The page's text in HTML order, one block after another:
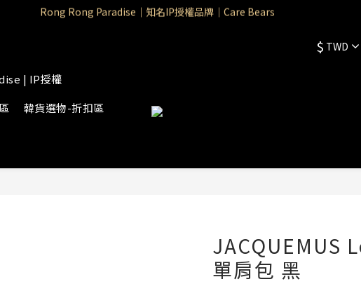
Rong Rong Paradise｜知名IP授權品牌｜Care Bears
$ TWD
| IP授權
韓貨選物-折扣區
JACQUEMUS
單肩包 黑